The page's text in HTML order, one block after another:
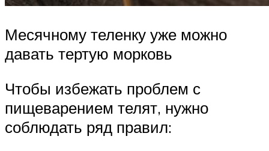
Месячному теленку уже можно
давать тертую морковь
Чтобы избежать проблем с
пищеварением телят, нужно
соблюдать ряд правил: